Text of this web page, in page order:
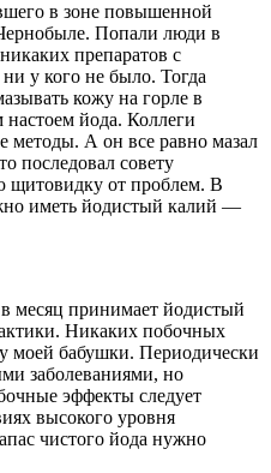
в зоне повышенной
Попали люди в
препаратов с
у кого не было. Тогда
кожу на горле в
йода. Коллеги
методы. А он все равно мазал
последовал совету
щитовидку от проблем. В
иметь йодистый калий —
месяц принимает йодистый
Никаких побочных
моей бабушки. Периодически
заболеваниями, но
эффекты следует
высокого уровня
чистого йода нужно